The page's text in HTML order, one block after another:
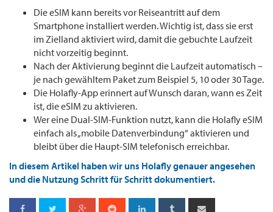
Die eSIM kann bereits vor Reiseantritt auf dem
Smartphone installiert werden. Wichtig ist, dass sie erst
im Zielland aktiviert wird, damit die gebuchte Laufzeit
nicht vorzeitig beginnt.
Nach der Aktivierung beginnt die Laufzeit automatisch –
je nach gewähltem Paket zum Beispiel 5, 10 oder 30 Tage.
Die Holafly-App erinnert auf Wunsch daran, wann es Zeit
ist, die eSIM zu aktivieren.
Wer eine Dual-SIM-Funktion nutzt, kann die Holafly eSIM
einfach als „mobile Datenverbindung“ aktivieren und
bleibt über die Haupt-SIM telefonisch erreichbar.
In diesem Artikel haben wir uns Holafly genauer angesehen
und die Nutzung Schritt für Schritt dokumentiert.